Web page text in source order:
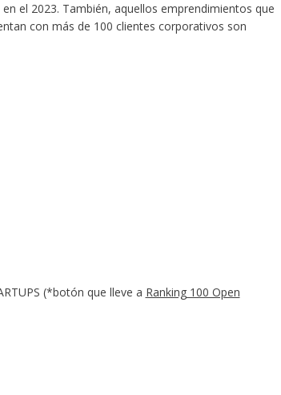
el 2023. También, aquellos emprendimientos que
con más de 100 clientes corporativos son
(*botón que lleve a Ranking 100 Open